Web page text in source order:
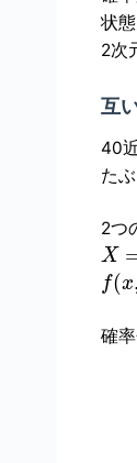
状
2次
互
40
た
2つ
X
f(x,
確